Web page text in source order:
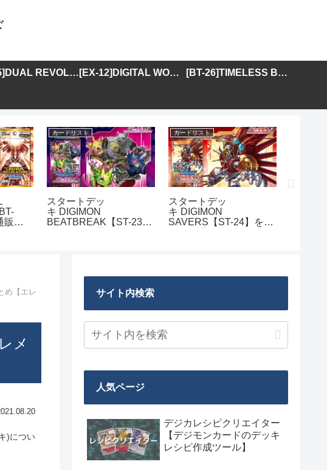
[BT-25]DUAL REVOLUTION [EX-12]DIGITAL WORLD SHAMBALA [BT-26]TIMELESS BONDS
販サ
カードリスト
スタートデッ
キ DIGIMON
BEATBREAK【ST-23】
カードリスト
スタートデッ
キ DIGIMON
SAVERS【ST-24】を取
め【エレ
メ
)につい
サイト内検索
人気ページ
デジカレシピクリエイター
【デジモンカードのデッキ
レシピ作成ツール】